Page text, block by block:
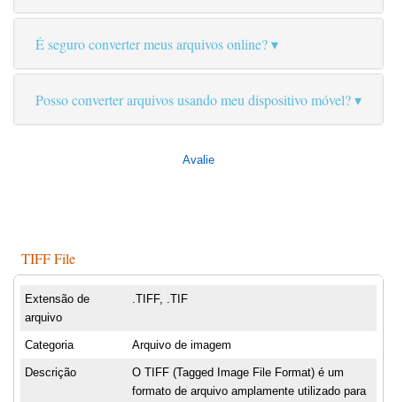
É seguro converter meus arquivos online?
Posso converter arquivos usando meu dispositivo móvel?
Avalie
TIFF File
Extensão de
arquivo
.TIFF, .TIF
Categoria Arquivo de imagem
Descrição
O TIFF (Tagged Image File Format) é um
formato de arquivo amplamente utilizado para